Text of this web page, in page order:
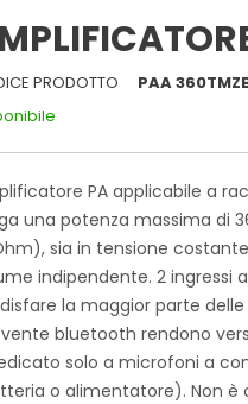
PRODOTTO
PAA
PA applicabile a
una potenza massima di
sia in tensione
indipendente. 2 ingressi
la maggior parte delle
bluetooth rendono
solo a microfoni a
o alimentatore). Non